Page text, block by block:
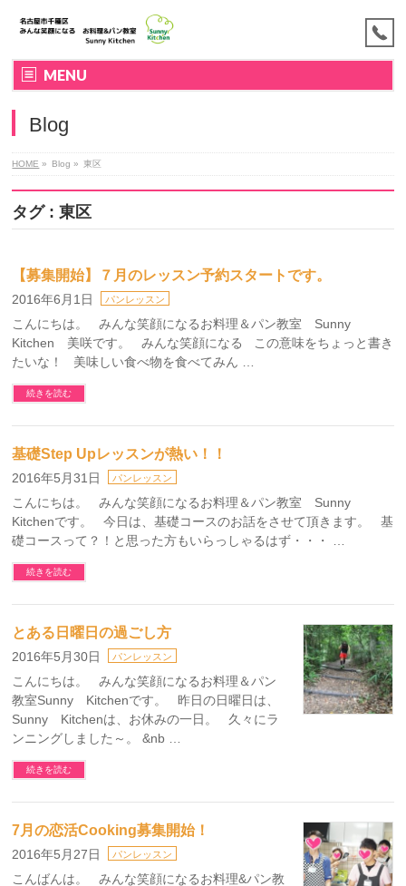
MENU
Blog
HOME » Blog » 東区
タグ : 東区
【募集開始】７月のレッスン予約スタートです。
2016年6月1日 パンレッスン
こんにちは。 みんな笑顔になるお料理＆パン教室 Sunny
Kitchen 美咲です。 みんな笑顔になる この意味をちょっと書き
たいな！ 美味しい食べ物を食べてみん …
続きを読む
基礎Step Upレッスンが熱い！！
2016年5月31日 パンレッスン
こんにちは。 みんな笑顔になるお料理＆パン教室 Sunny
Kitchenです。 今日は、基礎コースのお話をさせて頂きます。 基
礎コースって？！と思った方もいらっしゃるはず・・・ …
続きを読む
とある日曜日の過ごし方
2016年5月30日 パンレッスン
こんにちは。 みんな笑顔になるお料理＆パン
教室Sunny Kitchenです。 昨日の日曜日は、
Sunny Kitchenは、お休みの一日。 久々にラ
ンニングしました～。 &nb …
続きを読む
7月の恋活Cooking募集開始！
2016年5月27日 パンレッスン
こんばんは。 みんな笑顔になるお料理&パン教